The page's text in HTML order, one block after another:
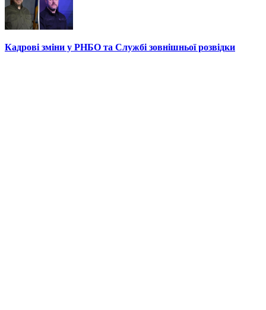
Кадрові зміни у РНБО та Службі зовнішньої розвідки